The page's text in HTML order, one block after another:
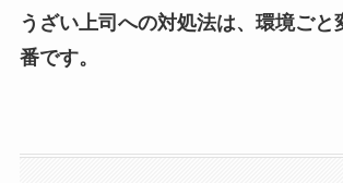
うざい上司への対処法は、環境ごと
番です。